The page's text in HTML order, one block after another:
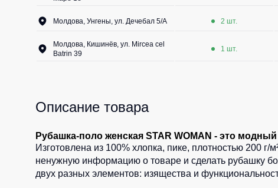
Молдова, Унгены, ул. Дечебал 5/A 2 шт.
Молдова, Кишинёв, ул. Mircea cel
Batrin 39
1 шт.
Описание товара
Рубашка-поло женская STAR WOMAN - это
Изготовлена из 100% хлопка, пике, плотностью 200
ненужную информацию о товаре и сделать рубашку
двух разных элементов: изящества и